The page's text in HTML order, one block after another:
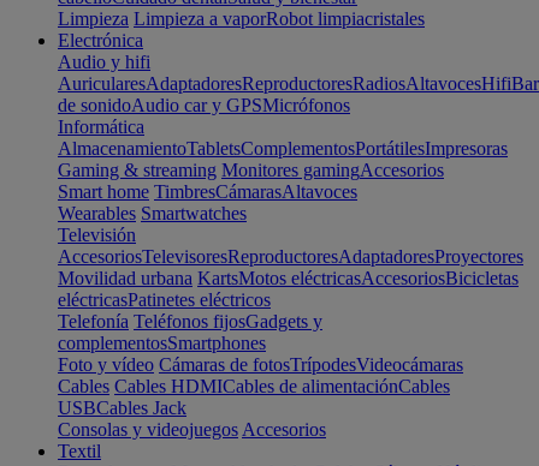
Limpieza Limpieza a vaporRobot limpiacristales
Electrónica
Audio y hifi
AuricularesAdaptadoresReproductoresRadiosAltavocesHifi
de sonidoAudio car y GPSMicrófonos
Informática
AlmacenamientoTabletsComplementosPortátilesImpresoras
Gaming & streaming Monitores gamingAccesorios
Smart home TimbresCámarasAltavoces
Wearables Smartwatches
Televisión
AccesoriosTelevisoresReproductoresAdaptadoresProyectores
Movilidad urbana KartsMotos eléctricasAccesoriosBicicletas
eléctricasPatinetes eléctricos
Telefonía Teléfonos fijosGadgets y
complementosSmartphones
Foto y vídeo Cámaras de fotosTrípodesVideocámaras
Cables Cables HDMICables de alimentaciónCables
USBCables Jack
Consolas y videojuegos Accesorios
Textil